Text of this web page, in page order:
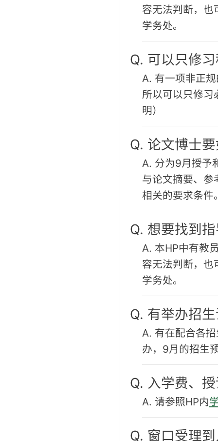
容无法判断，也
学务处。
Q. 可以只修
A. 有一项非正
所以可以只修习
明）
Q. 论文博士
A. 分为9月授予
与论文摘要、参
相关的要求条件
Q. 想要找到
A. 本HP中有教
容无法判断，也
学务处。
Q. 有举办招
A. 有在配合各
办，9月的招生
Q. 入学费、
A. 请参照HP内
Q. 窗口受理